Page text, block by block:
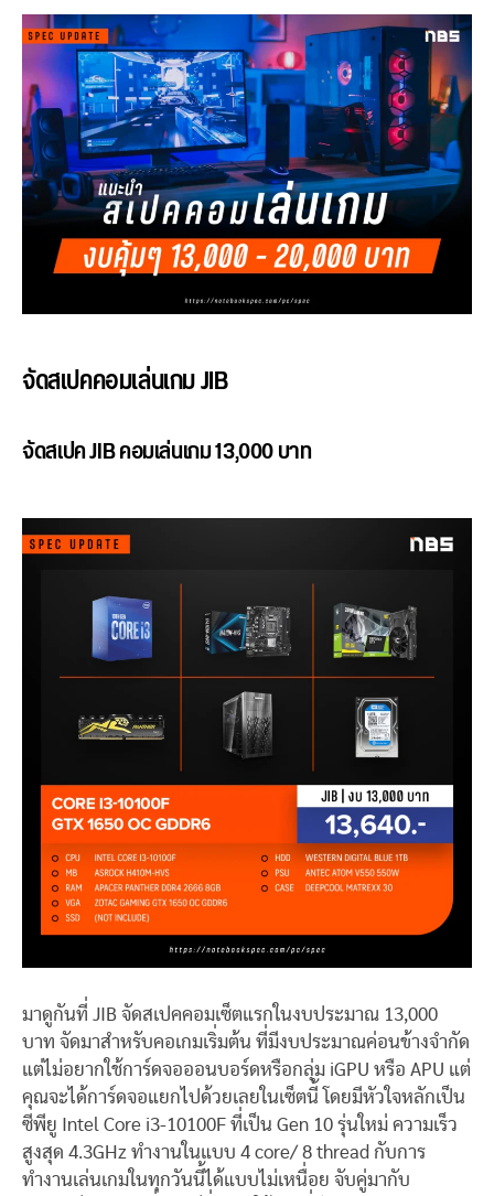
จัดสเปคคอมเล่นเกม JIB
จัดสเปค JIB คอมเล่นเกม 13,000 บาท
มาดูกันที่ JIB จัดสเปคคอมเซ็ตแรกในงบประมาณ 13,000
บาท จัดมาสำหรับคอเกมเริ่มต้น ที่มีงบประมาณค่อนข้างจำกัด
แต่ไม่อยากใช้การ์ดจอออนบอร์ดหรือกลุ่ม iGPU หรือ APU แต่
คุณจะได้การ์ดจอแยกไปด้วยเลยในเซ็ตนี้ โดยมีหัวใจหลักเป็น
ซีพียู Intel Core i3-10100F ที่เป็น Gen 10 รุ่นใหม่ ความเร็ว
สูงสุด 4.3GHz ทำงานในแบบ 4 core/ 8 thread กับการ
ทำงานเล่นเกมในทุกวันนี้ได้แบบไม่เหนื่อย จับคู่มากับ